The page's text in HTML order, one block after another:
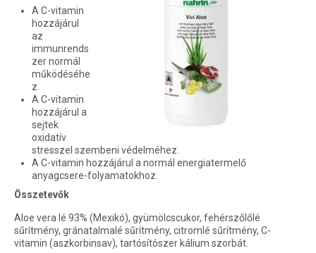
A C-vitamin
hozzájárul
az
immunrends
zer normál
működéséhe
z.
A C-vitamin
hozzájárul a
sejtek
oxidatív
stresszel szembeni védelméhez.
A C-vitamin hozzájárul a normál energiatermelő
anyagcsere-folyamatokhoz.
Összetevők
Aloe vera lé 93% (Mexikó), gyümölcscukor, fehérszőlőlé
sűrítmény, gránatalmalé sűrítmény, citromlé sűrítmény, C-
vitamin (aszkorbinsav), tartósítószer kálium szorbát.